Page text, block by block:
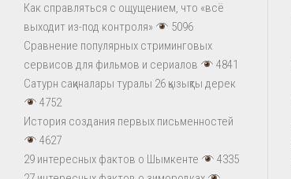
Как справляться с ощущением, что «всё
выходит из-под контроля»
5096
Сравнение популярных стриминговых
сервисов для фильмов и сериалов
4841
Сатурн сақиналары туралы 26 қызықты дерек
4752
История создания первых письменностей
4627
29 интересных фактов о Шымкенте
4335